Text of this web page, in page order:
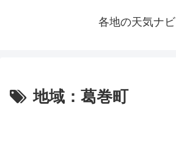
各地の天気ナビ
地域：葛巻町